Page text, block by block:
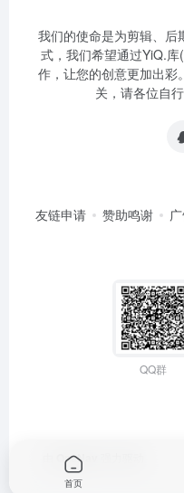
我们的使命是为剪辑、后
式，我们希望通过YiQ.
作，让您的创意更加出彩
关，请各位自
友链申请 赞助鸣谢
QQ群
OneNav
首页